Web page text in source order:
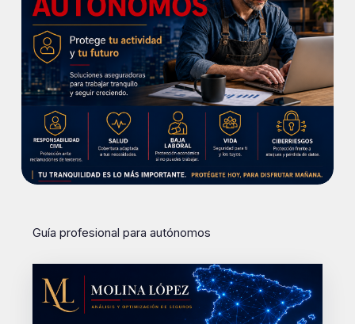
Guía profesional para autónomos